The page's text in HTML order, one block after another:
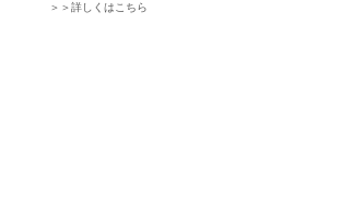
＞＞詳しくはこちら